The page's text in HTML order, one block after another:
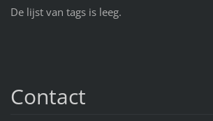
De lijst van tags is leeg.
Contact